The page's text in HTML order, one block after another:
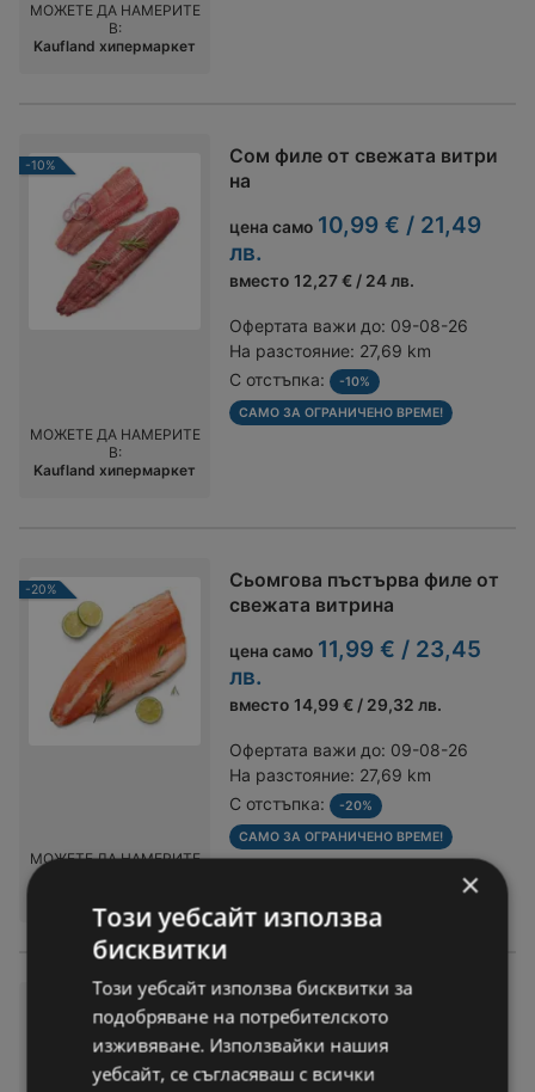
МОЖЕТЕ ДА НАМЕРИТЕ
В:
Kaufland хипермаркет
-10%
Сом филе от свежата витри
на
цена само 10,99 € / 21,49
лв.
вместо 12,27 € / 24 лв.
Офертата важи до: 09-08-26
На разстояние: 27,69 km
С отстъпка:
-10%
САМО ЗА ОГРАНИЧЕНО ВРЕМЕ!
МОЖЕТЕ ДА НАМЕРИТЕ
В:
Kaufland хипермаркет
-20%
Сьомгова пъстърва филе от
свежата витрина
цена само 11,99 € / 23,45
лв.
вместо 14,99 € / 29,32 лв.
Офертата важи до: 09-08-26
На разстояние: 27,69 km
С отстъпка:
-20%
САМО ЗА ОГРАНИЧЕНО ВРЕМЕ!
МОЖЕТЕ ДА НАМЕРИТЕ
La Provincia Пилешко филе н
арязано
цена само 3,39 € / 6,63 лв.
×
Този уебсайт използва
бисквитки
Този уебсайт използва бисквитки за
подобряване на потребителското
изживяване. Използвайки нашия
уебсайт, се съгласяваш с всички